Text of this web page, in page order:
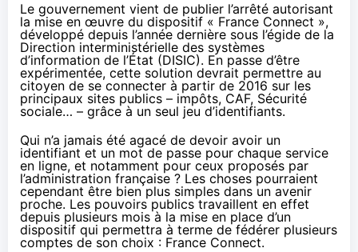
Le gouvernement vient de publier l’arrêté autorisant
la mise en œuvre du dispositif « France Connect »,
développé depuis l’année dernière sous l’égide de la
Direction interministérielle des systèmes
d’information de l’État (DISIC). En passe d’être
expérimentée, cette solution devrait permettre au
citoyen de se connecter à partir de 2016 sur les
principaux sites publics – impôts, CAF, Sécurité
sociale… – grâce à un seul jeu d’identifiants.
Qui n’a jamais été agacé de devoir avoir un
identifiant et un mot de passe pour chaque service
en ligne, et notamment pour ceux proposés par
l’administration française ? Les choses pourraient
cependant être bien plus simples dans un avenir
proche. Les pouvoirs publics travaillent en effet
depuis plusieurs mois à la mise en place d’un
dispositif qui permettra à terme de fédérer plusieurs
comptes de son choix : France Connect.